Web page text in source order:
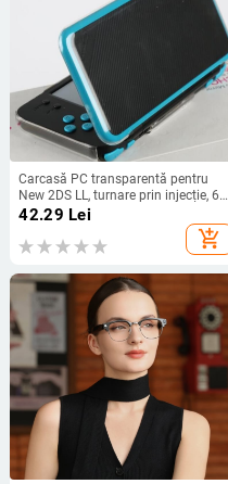
Carcasă PC transparentă pentru
New 2DS LL, turnare prin injecție, 60
g, origine Huizhou
42.29 Lei
add_shopping_cart